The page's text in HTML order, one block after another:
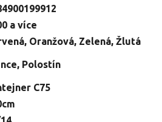
a více
Oranžová, Zelená, Žlutá
, Polostín
C75